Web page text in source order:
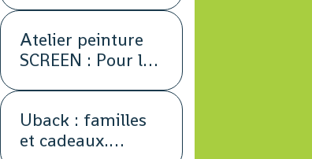
Atelier peinture
SCREEN : Pour les
animation,
séminaire,
Uback : familles
et cadeaux.